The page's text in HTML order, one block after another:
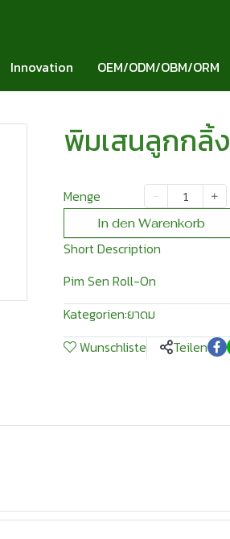
Innovation OEM/ODM/OBM/ORM
พิมเสนลูกกลิ้ง
Menge
In den Warenkorb
Short Description
Pim Sen Roll-On
Kategorien:ยาดม
Wunschliste
Teilen